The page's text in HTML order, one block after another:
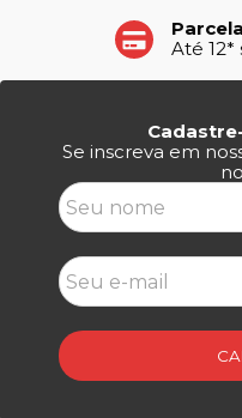
Até 12*
Se inscreva em